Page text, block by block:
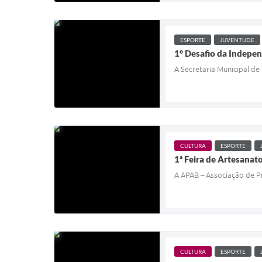
ESPORTE JUVENTUDE
1° Desafio da
A Secretaria Municipal
CULTURA ESPORTE
1ª Feira de
A APAB – Associação
CULTURA ESPORTE